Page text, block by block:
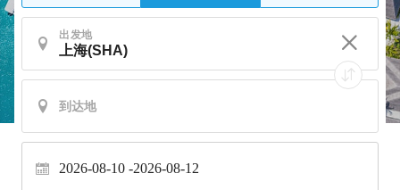
出发地
2026-08-10 2026-08-12